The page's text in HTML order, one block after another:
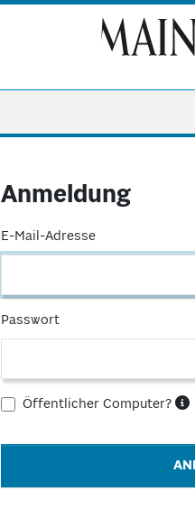
Anmeldung
E-Mail-Adresse
Passwort
Öffentlicher Computer?